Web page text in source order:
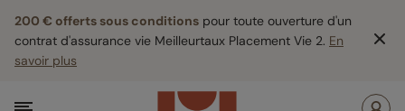
200 € offerts sous conditions pour toute ouverture d'un
contrat d'assurance vie Meilleurtaux Placement Vie 2. En
savoir plus